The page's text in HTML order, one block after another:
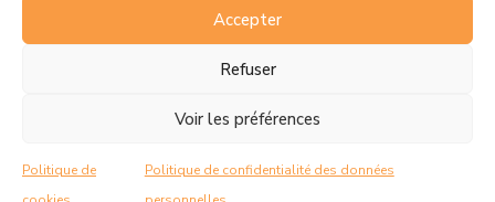
Accepter
Refuser
Voir les préférences
Politique de
Politique de confidentialité des données
Politique de confidentialité
Mentions Légales